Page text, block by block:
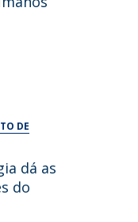
DE
dá as
do